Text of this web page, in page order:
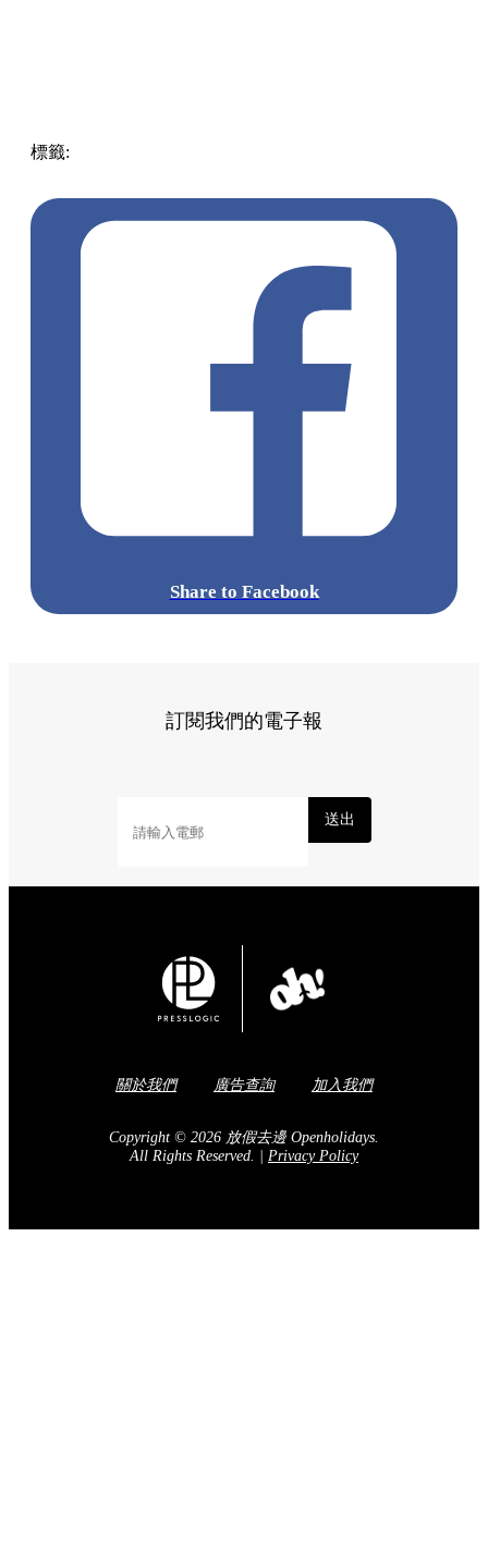
標籤:
Share to Facebook
訂閱我們的電子報
送出
關於我們 廣告查詢 加入我們
Copyright © 2026 放假去邊 Openholidays.
All Rights Reserved.
Privacy Policy